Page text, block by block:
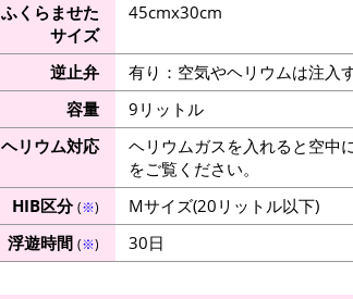
ふくらませた
サイズ
45cmx30cm
逆止弁
有り：空気やヘリウムは注入
容量
9リットル
ヘリウム対応
ヘリウムガスを入れると空中
をご覧ください。
HIB区分(※)
Mサイズ(20リットル以下)
浮遊時間 (※) 30日